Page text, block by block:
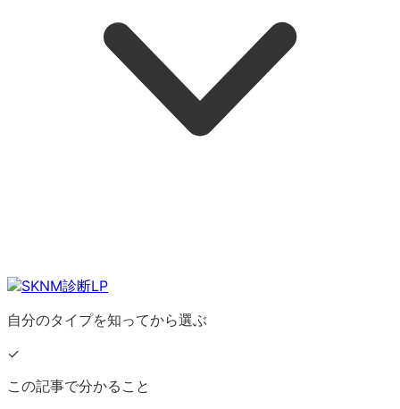
自分のタイプを知ってから選ぶ
✓
この記事で分かること